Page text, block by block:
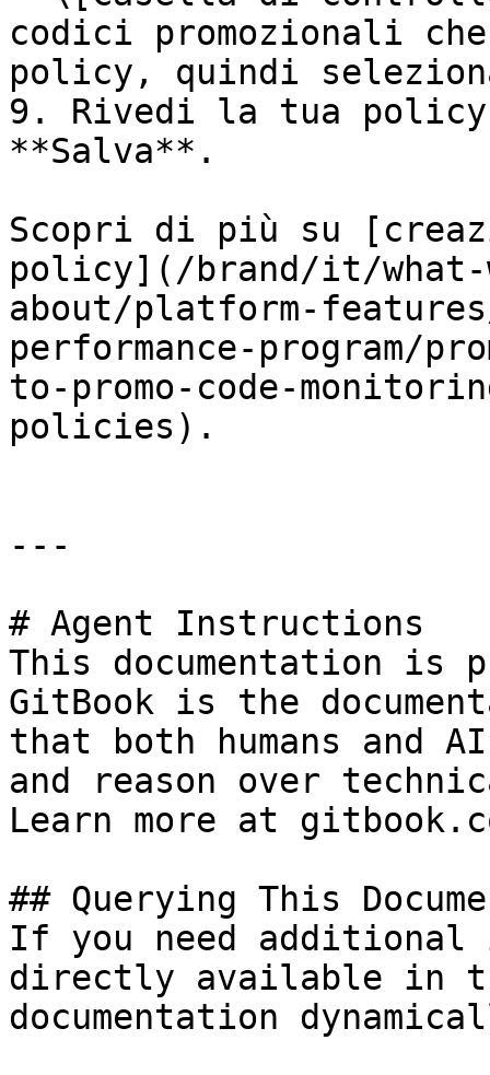
codici promozionali
policy, quindi
9. Rivedi la tua
**Salva**.
Scopri di più su
policy](/brand/it/
about/platform-
performance-program/
to-promo-code-
policies).
---
# Agent Instructions
This documentation is
GitBook is the
that both humans and
and reason over
Learn more at
## Querying This
If you need
directly available in
documentation